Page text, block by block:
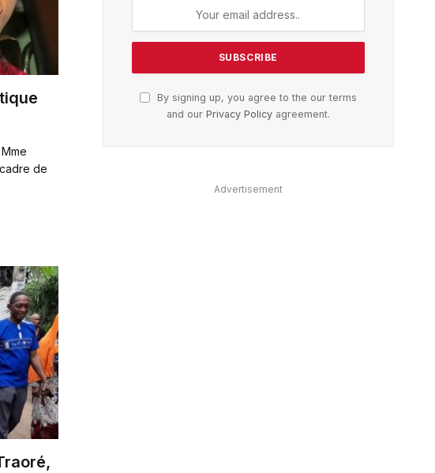
de
By signing up, you agree to the our terms
and our Privacy Policyagreement.
Advertisement